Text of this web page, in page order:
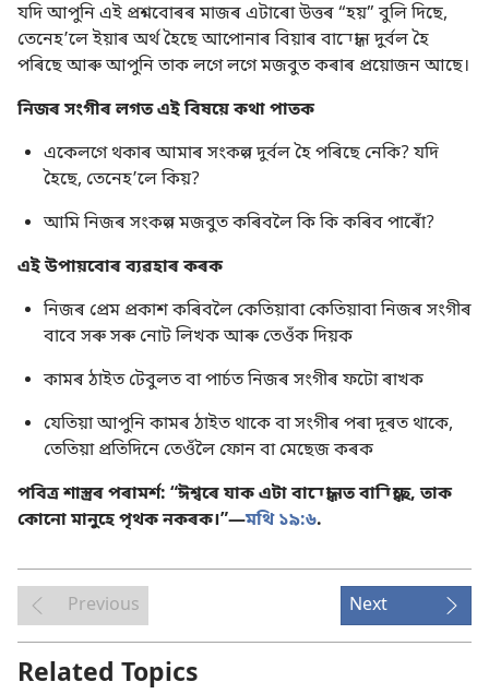
যদি আপুনি এই প্ৰশ্নবোৰৰ মাজৰ এটাৰো উত্তৰ “হয়” বুলি দিছে,
তেনেহʼলে ইয়াৰ অৰ্থ হৈছে আপোনাৰ বিয়াৰ বান্ধোন দুৰ্বল হৈ
পৰিছে আৰু আপুনি তাক লগে লগে মজবুত কৰাৰ প্ৰয়োজন আছে।
নিজৰ সংগীৰ লগত এই বিষয়ে কথা পাতক
একেলগে থকাৰ আমাৰ সংকল্প দুৰ্বল হৈ পৰিছে নেকি? যদি
হৈছে, তেনেহʼলে কিয়?
আমি নিজৰ সংকল্প মজবুত কৰিবলৈ কি কি কৰিব পাৰোঁ?
এই উপায়বোৰ ব্যৱহাৰ কৰক
নিজৰ প্ৰেম প্ৰকাশ কৰিবলৈ কেতিয়াবা কেতিয়াবা নিজৰ সংগীৰ
বাবে সৰু সৰু নোট লিখক আৰু তেওঁক দিয়ক
কামৰ ঠাইত টেবুলত বা পাৰ্চত নিজৰ সংগীৰ ফটো ৰাখক
যেতিয়া আপুনি কামৰ ঠাইত থাকে বা সংগীৰ পৰা দূৰত থাকে,
তেতিয়া প্ৰতিদিনে তেওঁলৈ ফোন বা মেছেজ কৰক
পবিত্ৰ শাস্ত্ৰৰ পৰামৰ্শ: “ঈশ্বৰে যাক এটা বান্ধোনত বান্ধিছে, তাক
কোনো মানুহে পৃথক নকৰক।”—মথি ১৯:৬.
Previous Next
Related Topics